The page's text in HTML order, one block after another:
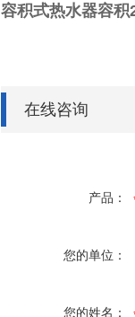
容积式热水器容
在线咨询
产品：
您的单位：
您的姓名：